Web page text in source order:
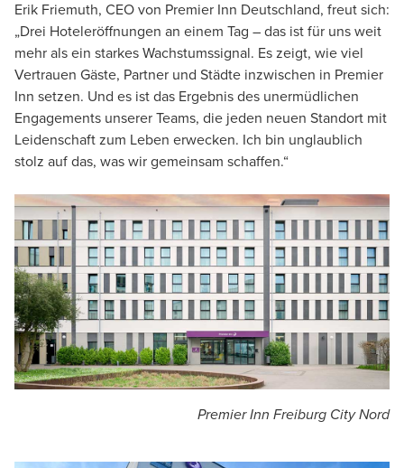
Erik Friemuth, CEO von Premier Inn Deutschland, freut sich:
„Drei Hoteleröffnungen an einem Tag – das ist für uns weit
mehr als ein starkes Wachstumssignal. Es zeigt, wie viel
Vertrauen Gäste, Partner und Städte inzwischen in Premier
Inn setzen. Und es ist das Ergebnis des unermüdlichen
Engagements unserer Teams, die jeden neuen Standort mit
Leidenschaft zum Leben erwecken. Ich bin unglaublich
stolz auf das, was wir gemeinsam schaffen.“
Premier Inn Freiburg City Nord